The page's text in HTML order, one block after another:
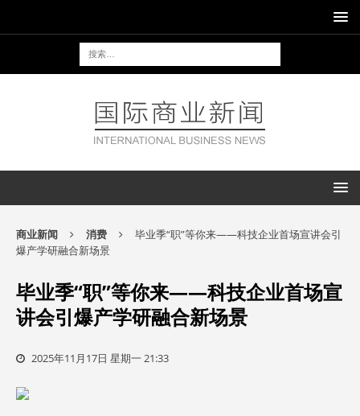
商业新闻 消费
毕业季“职”等你来——科技企业首场宣讲会引
爆产学研融合新场景
毕业季“职”等你来——科技企业首场宣
讲会引爆产学研融合新场景
2025年11月17日 星期一 21:33